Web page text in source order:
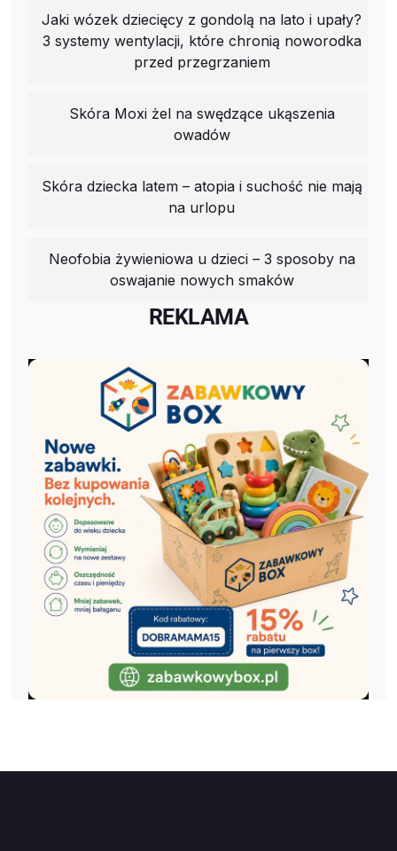
Jaki wózek dziecięcy z gondolą na lato i upały?
3 systemy wentylacji, które chronią noworodka
przed przegrzaniem
Skóra Moxi żel na swędzące ukąszenia
owadów
Skóra dziecka latem – atopia i suchość nie mają
na urlopu
Neofobia żywieniowa u dzieci – 3 sposoby na
oswajanie nowych smaków
REKLAMA